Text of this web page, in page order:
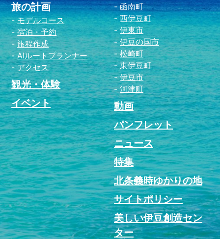
旅の計画
モデルコース
宿泊・予約
旅程作成
AIルートプランナー
アクセス
観光・体験
イベント
函南町
西伊豆町
伊東市
伊豆の国市
松崎町
東伊豆町
伊豆市
河津町
動画
パンフレット
ニュース
特集
北条義時ゆかりの地
サイトポリシー
美しい伊豆創造セン
ター